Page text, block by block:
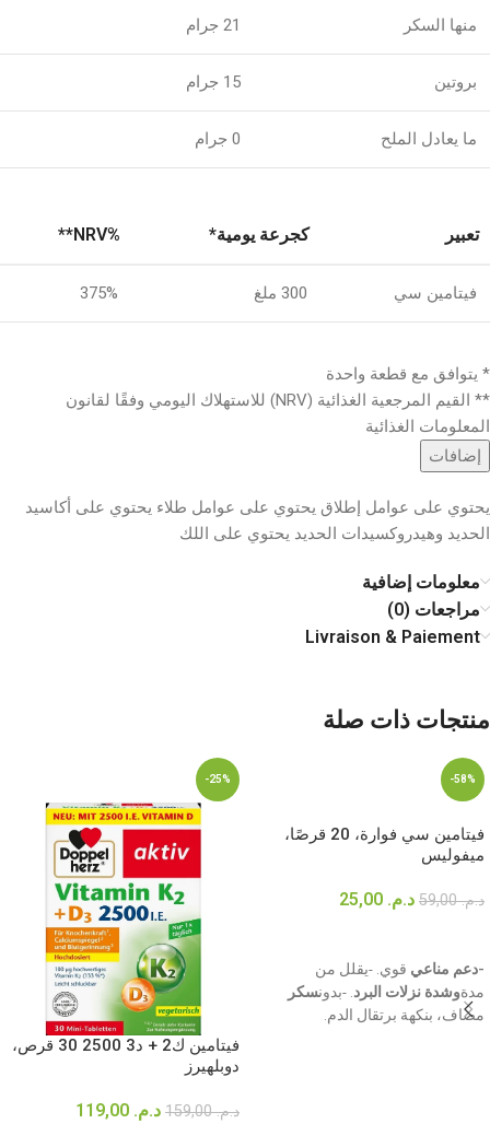
منها السكر 21 جرام
بروتين 15 جرام
ما يعادل الملح 0 جرام
تعبير كجرعة يومية* %NRV**
فيتامين سي 300 ملغ 375%
* يتوافق مع قطعة واحدة
** القيم المرجعية الغذائية (NRV) للاستهلاك اليومي وفقًا لقانون
المعلومات الغذائية
إضافات
يحتوي على عوامل إطلاق يحتوي على عوامل طلاء يحتوي على أكاسيد
الحديد وهيدروكسيدات الحديد يحتوي على اللك
معلومات إضافية
مراجعات (0)
Livraison & Paiement
منتجات ذات صلة
-58%
فيتامين سي فوارة، 20 قرصًا،
ميفوليس
د.م.59,00 د.م.
-دعم مناعي قوي. -يقلل من
مدةوشدة نزلات البرد . -بدونسكر
مضاف، بنكهة برتقال الدم.
-25%
فيتامين ك2 + د3 2500 30 قرص،
دوبلهيرز
د.م.159,00 د.م.